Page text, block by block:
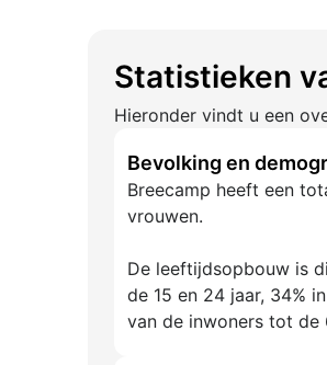
Statistieken
Hieronder vindt u een
Bevolking en
Breecamp heeft een
vrouwen.
De leeftijdsopbouw is
de 15 en 24 jaar, 34%
van de inwoners tot de